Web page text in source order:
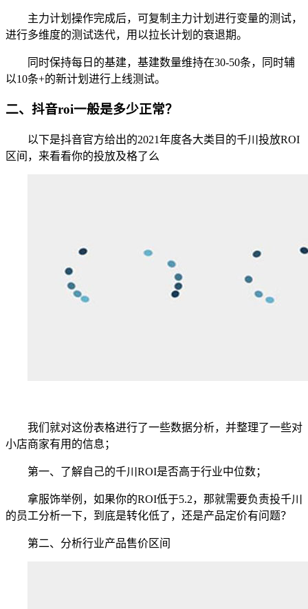
主力计划操作完成后，可复制主力计划进行变量的测试，
进行多维度的测试迭代，用以拉长计划的衰退期。
同时保持每日的基建，基建数量维持在30-50条，同时辅
以10条+的新计划进行上线测试。
二、抖音roi一般是多少正常？
以下是抖音官方给出的2021年度各大类目的千川投放ROI
区间，来看看你的投放及格了么
我们就对这份表格进行了一些数据分析，并整理了一些对
小店商家有用的信息；
第一、了解自己的千川ROI是否高于行业中位数；
拿服饰举例，如果你的ROI低于5.2，那就需要负责投千川
的员工分析一下，到底是转化低了，还是产品定价有问题？
第二、分析行业产品售价区间